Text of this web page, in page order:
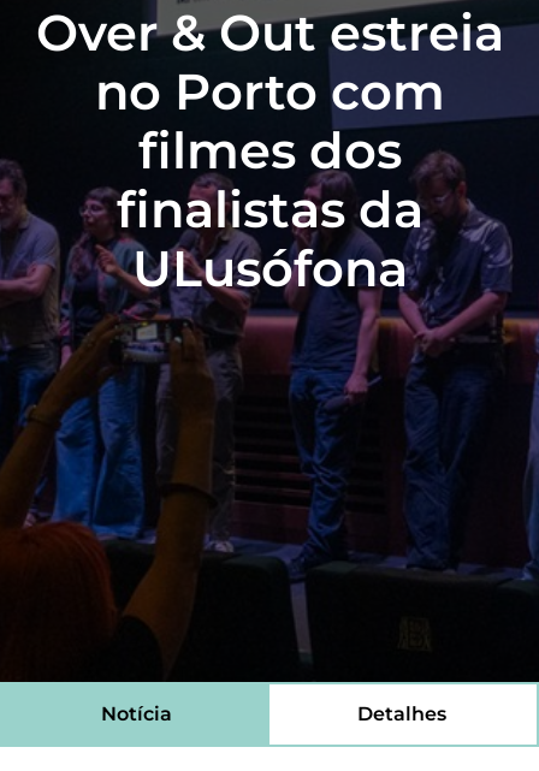
Over & Out estreia
no Porto com
filmes dos
finalistas da
ULusófona
Notícia Detalhes